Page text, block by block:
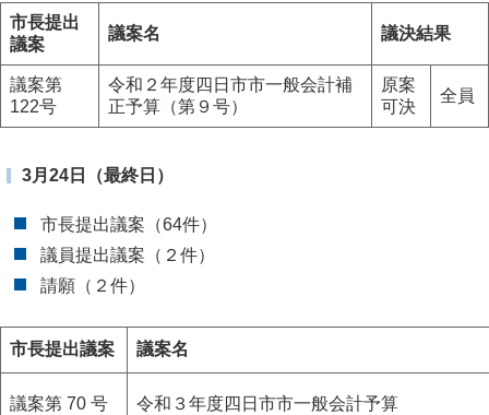
市長提出
議案
議案名 議決結果
議案第
122号
令和２年度四日市市一般会計補
正予算（第９号）
原案
可決
全員
3月24日（最終日）
市長提出議案（64件）
議員提出議案（２件）
請願（２件）
市長提出議案 議案名
議案第 70 号 令和３年度四日市市一般会計予算